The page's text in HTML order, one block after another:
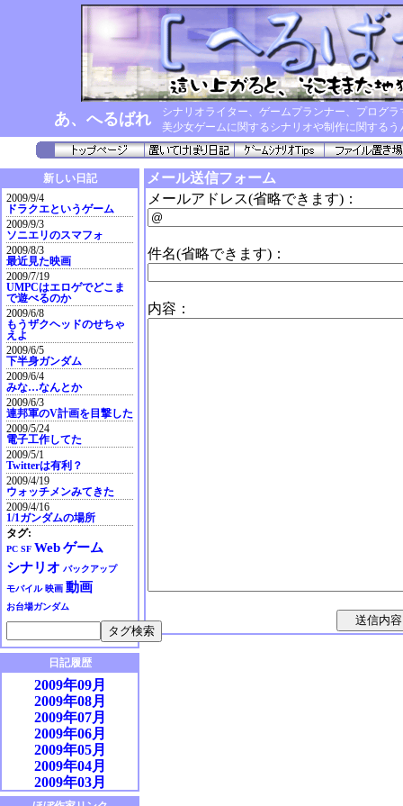
あ、へるばれ
シナリオライター、ゲームプランナー、プログ
美少女ゲームに関するシナリオや制作に関する
メール送信フォーム
メールアドレス(省略できます)：
件名(省略できます)：
内容：
新しい日記
2009/9/4
ドラクエというゲーム
2009/9/3
ソニエリのスマフォ
2009/8/3
最近見た映画
2009/7/19
UMPCはエロゲでどこま
で遊べるのか
2009/6/8
もうザクヘッドのせちゃ
えよ
2009/6/5
下半身ガンダム
2009/6/4
みな…なんとか
2009/6/3
連邦軍のV計画を目撃した
2009/5/24
電子工作してた
2009/5/1
Twitterは有利？
2009/4/19
ウォッチメンみてきた
2009/4/16
1/1ガンダムの場所
タグ:
PC SF Webゲーム
シナリオ バックアップ
モバイル 映画 動画
お台場ガンダム
日記履歴
2009年09月
2009年08月
2009年07月
2009年06月
2009年05月
2009年04月
2009年03月
2009年02月